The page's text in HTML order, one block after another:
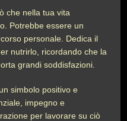
che nella tua vita
Potrebbe essere un
personale. Dedica il
nutrirlo, ricordando che la
grandi soddisfazioni.
simbolo positivo e
impegno e
per lavorare su ciò